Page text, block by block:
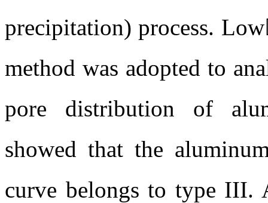
precipitation) process.
method was adopted to
pore distribution of
showed that the
curve belongs to type III.